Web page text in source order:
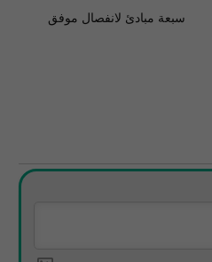
سبعة مبادئ لانفصال موفق